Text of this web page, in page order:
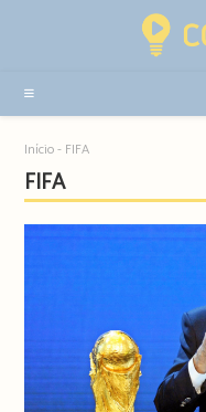
sidebar
Início- FIFA
FIFA